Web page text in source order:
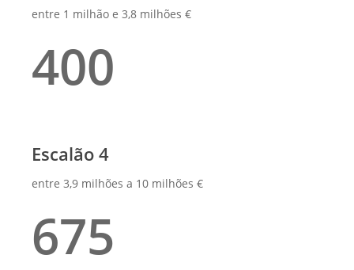
entre 1 milhão e 3,8 milhões €
400
Escalão 4
entre 3,9 milhões a 10 milhões €
675